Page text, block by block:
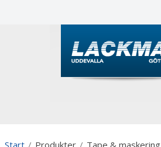
Start / Produkter / Tape & maskering